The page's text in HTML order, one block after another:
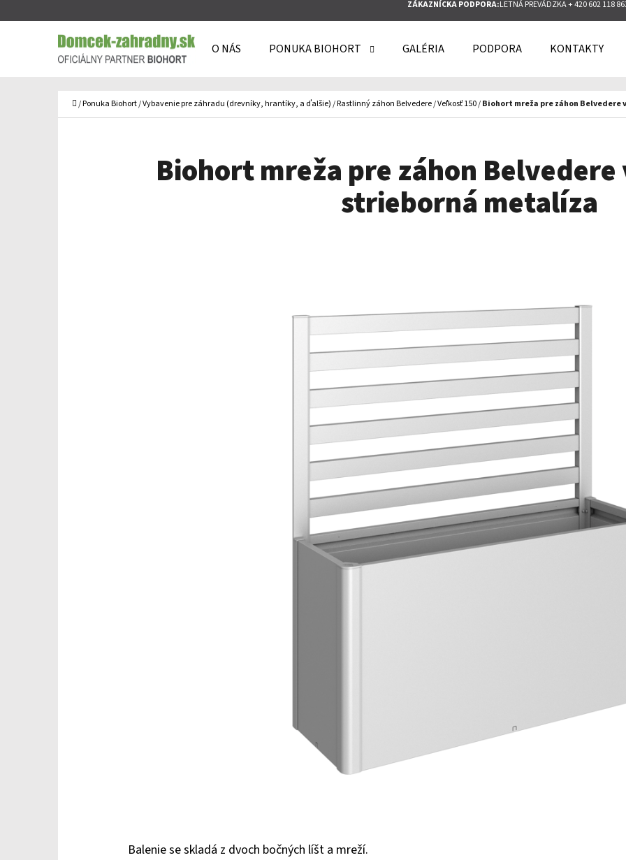
ZÁKAZNÍCKA PODPORA:LETNÁ PREVÁDZKA + 420 602 118
O NÁS PONUKA BIOHORT GALÉRIA PODPORA KONTAKTY
Domov
/Ponuka Biohort/Vybavenie pre záhradu (drevníky, hrantíky, a ďalšie)/Rastlinný záhon Belvedere/Veľkosť 150/Biohort mreža pre záhon
Biohort mreža pre záhon
strieborná metalíza
Balenie se skladá z dvoch bočných líšt a mreží.
Späť
do
Späť
do
ODPORÚČAME